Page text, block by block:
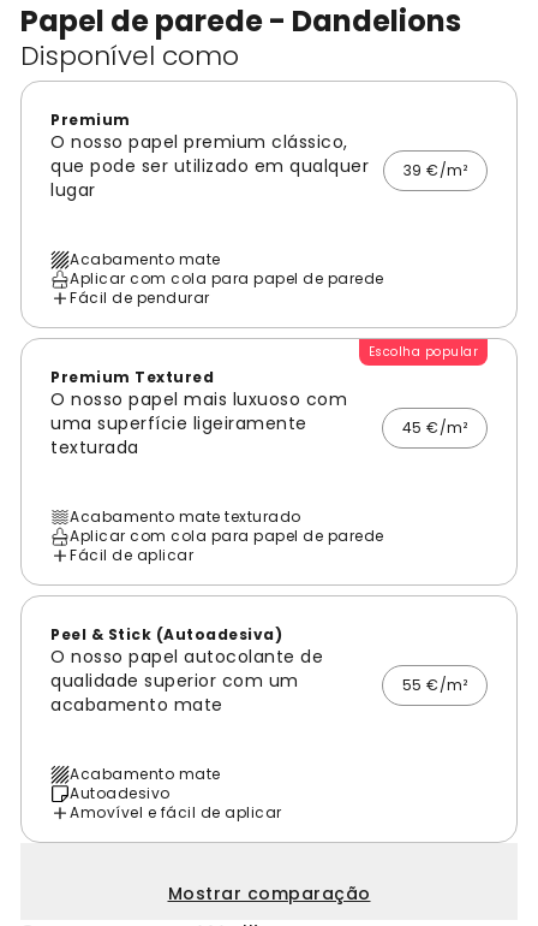
Papel de parede - Dandelions
Disponível como
Premium
O nosso papel premium clássico,
que pode ser utilizado em qualquer
lugar
39 €/m²
Acabamento mate
Aplicar com cola para papel de parede
Fácil de pendurar
Escolha popular
Premium Textured
O nosso papel mais luxuoso com
uma superfície ligeiramente
texturada
45 €/m²
Acabamento mate texturado
Aplicar com cola para papel de parede
Fácil de aplicar
Peel & Stick (Autoadesiva)
O nosso papel autocolante de
qualidade superior com um
acabamento mate
55 €/m²
Acabamento mate
Autoadesivo
Amovível e fácil de aplicar
Mostrar comparação